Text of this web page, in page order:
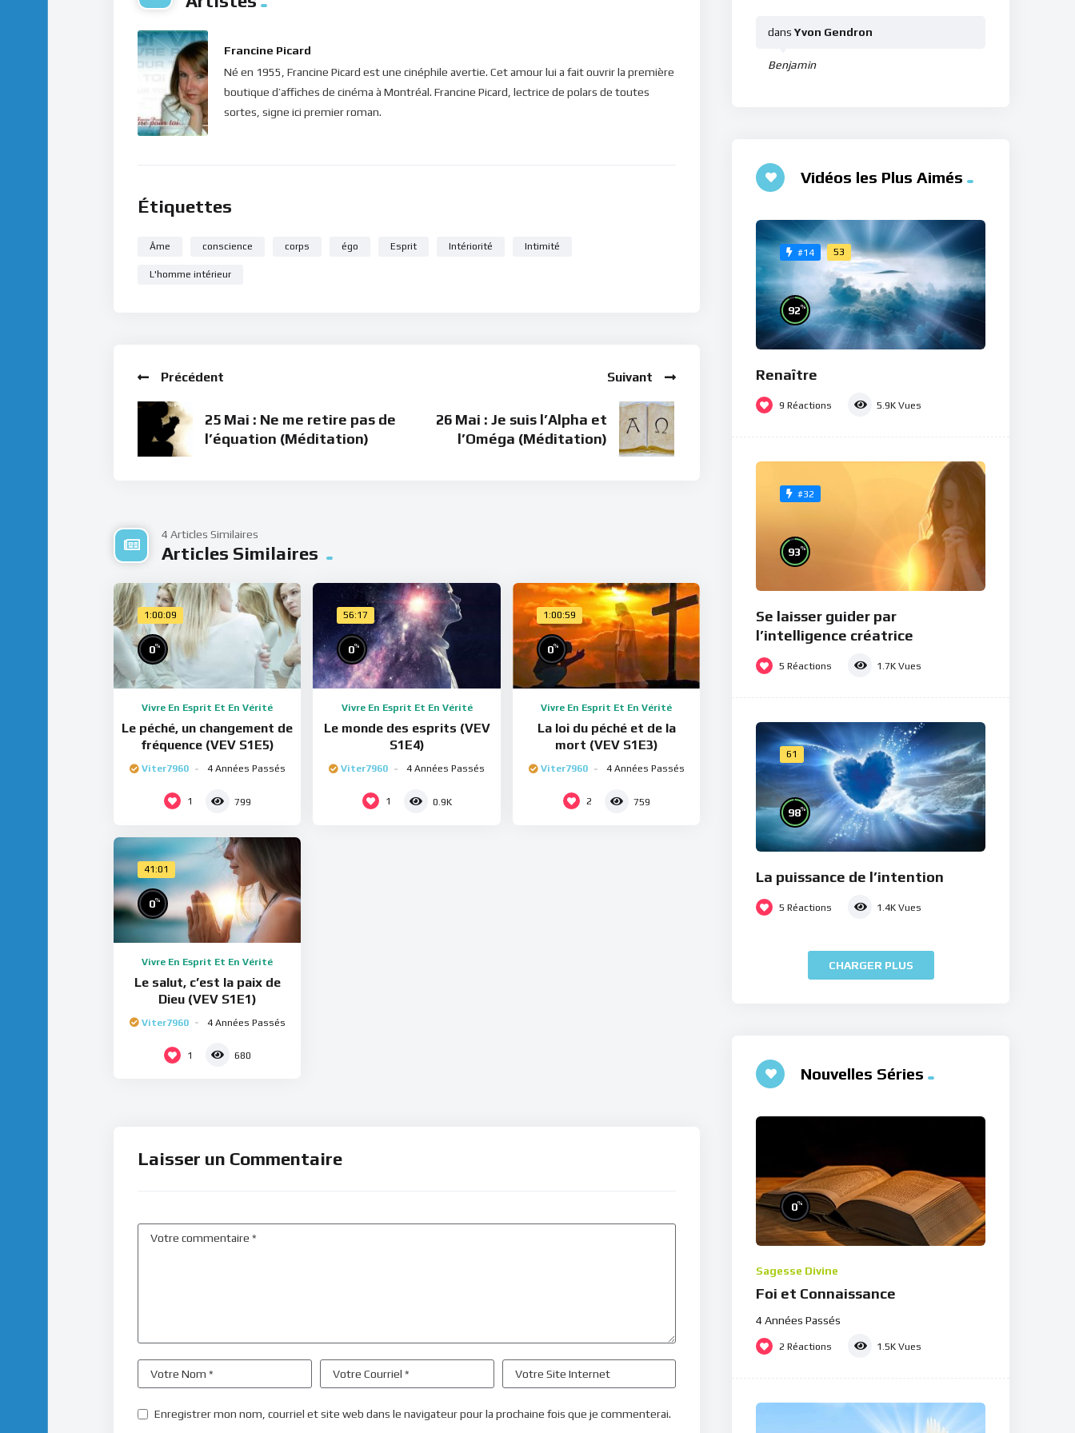
Francine Picard
Né en 1955, Francine Picard est une cinéphile avertie. Cet amour lui a fait ouvrir la première
boutique d’affiches de cinéma à Montréal. Francine Picard, lectrice de polars de toutes
sortes, signe ici premier roman.
Étiquettes
Âme conscience corps égo Esprit Intériorité Intimité
L'homme intérieur
Précédent
25 Mai : Ne me retire pas de
l’équation (Méditation)
Suivant
26 Mai : Je suis l’Alpha et
l’Oméga (Méditation)
4 Articles Similaires
Articles Similaires
1:00:09
0%
Vivre En Esprit Et En Vérité
Le péché, un changement de
fréquence (VEV S1E5)
Viter7960 4 Années Passés
1 799
56:17
0%
Vivre En Esprit Et En Vérité
Le monde des esprits (VEV
S1E4)
Viter7960 4 Années Passés
1 0.9K
1:00:59
0%
Vivre En Esprit Et En Vérité
La loi du péché et de la
mort (VEV S1E3)
Viter7960 4 Années Passés
2 759
41:01
0%
Vivre En Esprit Et En Vérité
Le salut, c’est la paix de
Dieu (VEV S1E1)
Viter7960 4 Années Passés
1 680
Laisser un Commentaire
Enregistrer mon nom, courriel et site web dans le navigateur pour la prochaine fois que je commenterai.
Benjamin
dansYvon Gendron
Vidéos les Plus Aimés
#14 53
92%
Renaître
9 Réactions 5.9K Vues
#32
93%
Se laisser guider par
l’intelligence créatrice
5 Réactions 1.7K Vues
61
98%
La puissance de l’intention
5 Réactions 1.4K Vues
CHARGER PLUS
Nouvelles Séries
0%
Sagesse Divine
Foi et Connaissance
4 Années Passés
2 Réactions 1.5K Vues